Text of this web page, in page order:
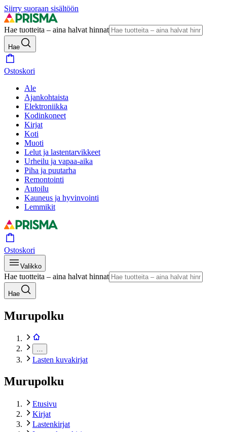
Siirry suoraan sisältöön
Hae tuotteita – aina halvat hinnat
Hae
Ostoskori
Ale
Ajankohtaista
Elektroniikka
Kodinkoneet
Kirjat
Koti
Muoti
Lelut ja lastentarvikkeet
Urheilu ja vapaa-aika
Piha ja puutarha
Remontointi
Autoilu
Kauneus ja hyvinvointi
Lemmikit
Ostoskori
Valikko
Hae tuotteita – aina halvat hinnat
Hae
Murupolku
Lasten kuvakirjat
Murupolku
Etusivu
Kirjat
Lastenkirjat